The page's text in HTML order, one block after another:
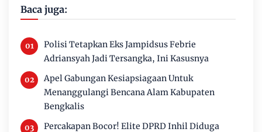
Baca juga:
Polisi Tetapkan Eks Jampidsus Febrie
Adriansyah Jadi Tersangka, Ini Kasusnya
Apel Gabungan Kesiapsiagaan Untuk
Menanggulangi Bencana Alam Kabupaten
Bengkalis
Percakapan Bocor! Elite DPRD Inhil Diduga